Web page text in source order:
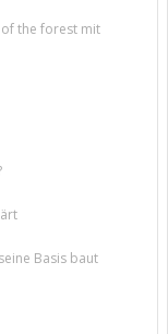
of the forest mit
Basis baut